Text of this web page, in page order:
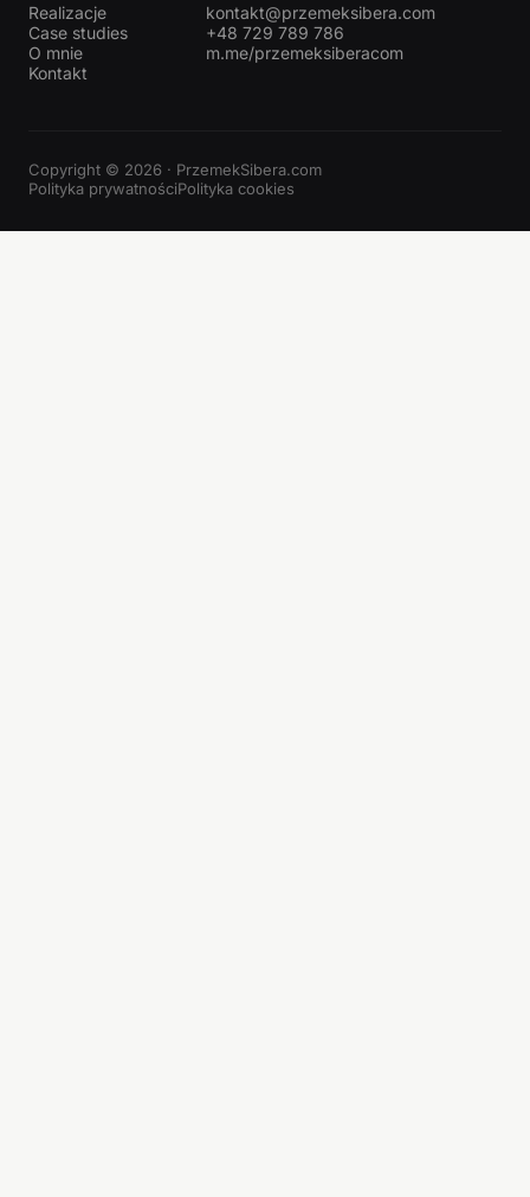
Realizacje
Case studies
O mnie
Kontakt
kontakt@przemeksibera.com
+48 729 789 786
m.me/przemeksiberacom
Copyright © 2026 · PrzemekSibera.com
Polityka prywatnościPolityka cookies